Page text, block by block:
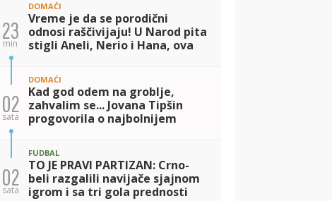
23
min
DOMAĆI
Vreme je da se porodični
odnosi raščivijaju! U Narod pita
stigli Aneli, Nerio i Hana, ova
02
sata
DOMAĆI
Kad god odem na groblje,
zahvalim se... Jovana Tipšin
progovorila o najbolnijem
02
sata
FUDBAL
TO JE PRAVI PARTIZAN: Crno-
beli razgalili navijače sjajnom
igrom i sa tri gola prednosti